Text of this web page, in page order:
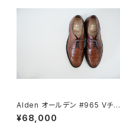
Alden オールデン #965 Vチッ
プ 9D
¥68,000